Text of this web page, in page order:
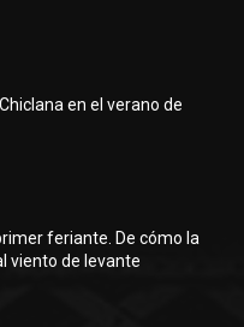
en el verano de
feriante. De cómo la
viento de levante